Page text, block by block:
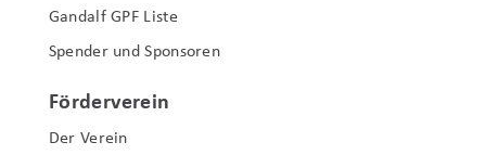
Gandalf GPF Liste
Spender und Sponsoren
Förderverein
Der Verein